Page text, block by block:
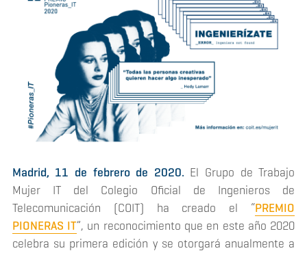
Madrid, 11 de febrero de 2020. El Grupo de Trabajo
Mujer IT del Colegio Oficial de Ingenieros de
Telecomunicación (COIT) ha creado el “PREMIO
PIONERAS IT”, un reconocimiento que en este año 2020
celebra su primera edición y se otorgará anualmente a